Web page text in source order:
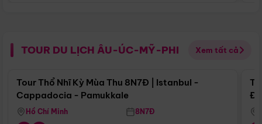
TOUR DU LỊCH ÂU-ÚC-MỸ-PHI Xem tất cả
Điểm nổi bật
Tour Thổ Nhĩ Kỳ Mùa Thu 8N7Đ | Istanbul -
Cappadocia - Pamukkale
Hồ Chí Minh 8N7Đ